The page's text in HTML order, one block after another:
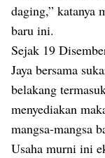
daging,” katanya
baru ini.
Sejak 19
Jaya bersama
belakang
menyediakan
mangsa-mangsa
Usaha murni ini